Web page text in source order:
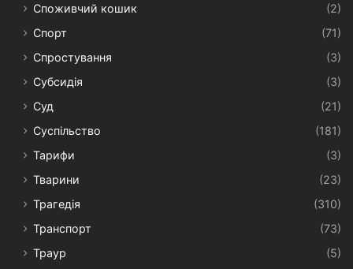
Споживчий кошик
(2)
Спорт
(71)
Спростування
(3)
Субсидія
(3)
Суд
(21)
Суспільство
(181)
Тарифи
(3)
Тварини
(23)
Трагедія
(310)
Транспорт
(73)
Траур
(5)